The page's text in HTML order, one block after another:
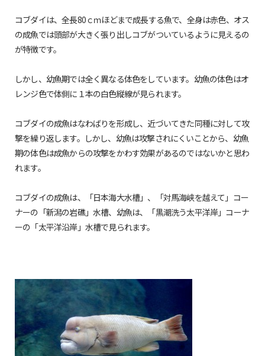
コブダイは、全長80ｃｍほどまで成長する魚で、全身は赤色、オス
の成魚では頭部が大きく張り出しコブがついているように見えるの
が特徴です。
しかし、幼魚期では全く異なる体色をしています。幼魚の体色はオ
レンジ色で体側に１本の白色縦線が見られます。
コブダイの成魚はなわばりを形成し、近づいてきた同種に対して攻
撃を繰り返します。しかし、幼魚は攻撃されにくいことから、幼魚
期の体色は成魚からの攻撃をかわす効果があるのではないかと思わ
れます。
コブダイの成魚は、「日本海大水槽」、「対馬海峡を越えて」コー
ナーの「新潟の岩礁」水槽、幼魚は、「黒潮洗う太平洋岸」コーナ
ーの「太平洋沿岸」水槽で見られます。